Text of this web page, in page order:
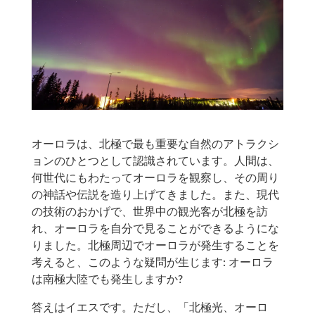
オーロラは、北極で最も重要な自然のアトラクシ
ョンのひとつとして認識されています。人間は、
何世代にもわたってオーロラを観察し、その周り
の神話や伝説を造り上げてきました。また、現代
の技術のおかげで、世界中の観光客が北極を訪
れ、オーロラを自分で見ることができるようにな
りました。北極周辺でオーロラが発生することを
考えると、このような疑問が生じます: オーロラ
は南極大陸でも発生しますか?
答えはイエスです。ただし、「北極光、オーロ